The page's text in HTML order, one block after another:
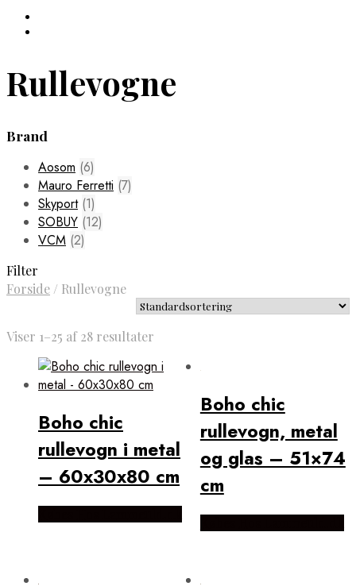
Rullevogne
Brand
Aosom (6)
Mauro Ferretti (7)
Skyport (1)
SOBUY (12)
VCM (2)
Filter
Forside/ Rullevogne
Viser 1–25 af 28 resultater
Boho chic
rullevogn i metal
– 60x30x80 cm
Boho chic
rullevogn, metal
og glas – 51×74
cm